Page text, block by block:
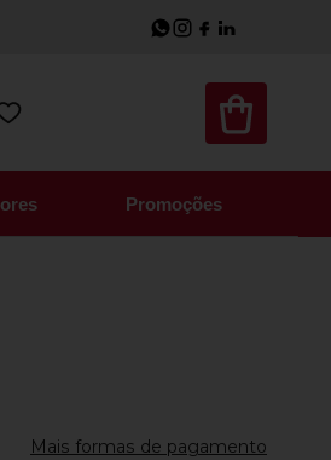
Promoções
Mais formas de pagamento